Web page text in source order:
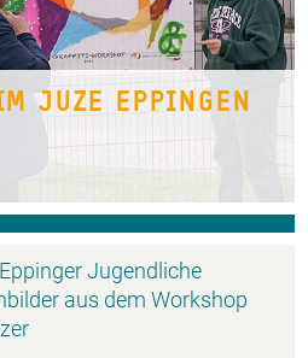
JUZE EPPINGEN
Jugendliche
aus dem Workshop